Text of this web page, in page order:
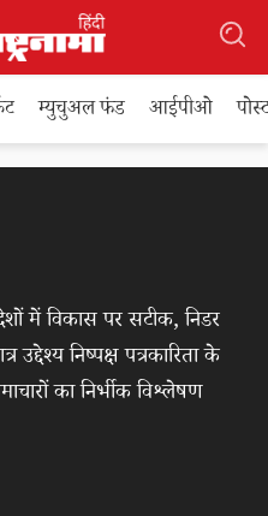
म्युचुअल फंड आईपीओ
में विकास पर सटीक, निडर
उद्देश्य निष्पक्ष पत्रकारिता के
का निर्भीक विश्लेषण